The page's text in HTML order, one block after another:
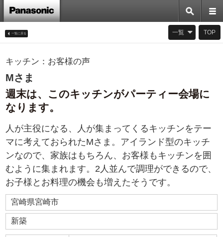
一覧に戻る
一覧 TOP
キッチン：お客様の声
Mさま
週末は、このキッチンがパーティー会場に
なります。
人が主役になる、人が集まってくるキッチンをテー
マに考えておられたMさま。アイランド型のキッチ
ンなので、家族はもちろん、お客様もキッチンを囲
むように集まれます。2人並んで調理ができるので、
お子様とお料理の機会も増えたそうです。
宮崎県宮崎市
新築